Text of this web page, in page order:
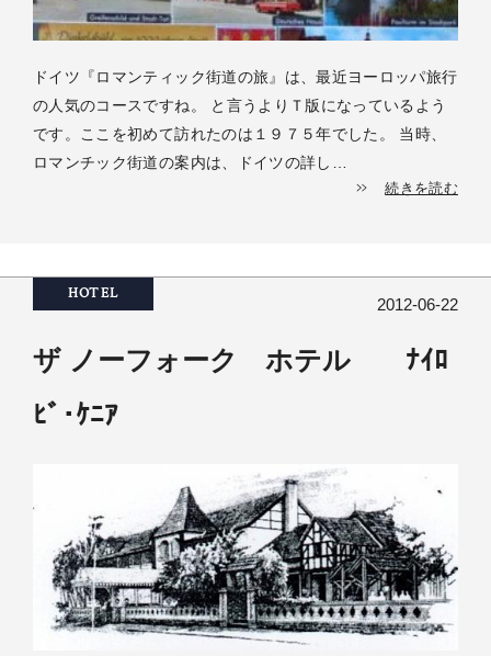
ドイツ『ロマンティック街道の旅』は、最近ヨーロッパ旅行
の人気のコースですね。 と言うよりＴ版になっているよう
です。ここを初めて訪れたのは１９７５年でした。 当時、
ロマンチック街道の案内は、ドイツの詳し…
続きを読む
HOTEL
2012-06-22
ザ ノーフォーク ホテル ﾅｲﾛ
ﾋﾞ･ｹﾆｱ